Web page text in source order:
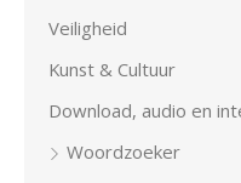
Veiligheid
Kunst & Cultuur
Download, audio en
Woordzoeker